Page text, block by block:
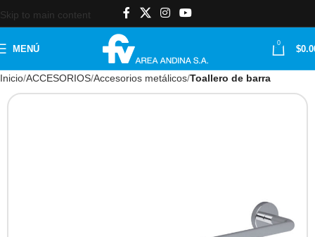
Skip to main content
MENÚ
0
$
Inicio ACCESORIOS Accesorios metálicos Toallero de barra